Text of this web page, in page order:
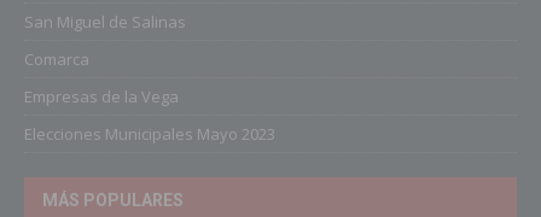
San Miguel de Salinas
Comarca
Empresas de la Vega
Elecciones Municipales Mayo 2023
MÁS POPULARES